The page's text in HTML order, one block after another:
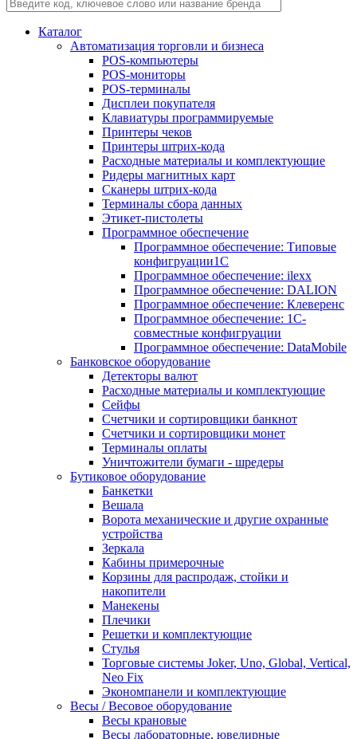
Каталог
Автоматизация торговли и бизнеса
POS-компьютеры
POS-мониторы
POS-терминалы
Дисплеи покупателя
Клавиатуры программируемые
Принтеры чеков
Принтеры штрих-кода
Расходные материалы и комплектующие
Ридеры магнитных карт
Сканеры штрих-кода
Терминалы сбора данных
Этикет-пистолеты
Программное обеспечение
Программное обеспечение: Типовые
конфигруации1С
Программное обеспечение: ilexx
Программное обеспечение: DALION
Программное обеспечение: Клеверенс
Программное обеспечение: 1С-
совместные конфигруации
Программное обеспечение: DataMobile
Банковское оборудование
Детекторы валют
Расходные материалы и комплектующие
Сейфы
Счетчики и сортировщики банкнот
Счетчики и сортировщики монет
Терминалы оплаты
Уничтожители бумаги - шредеры
Бутиковое оборудование
Банкетки
Вешала
Ворота механические и другие охранные
устройства
Зеркала
Кабины примерочные
Корзины для распродаж, стойки и
накопители
Манекены
Плечики
Решетки и комплектующие
Стулья
Торговые системы Joker, Uno, Global, Vertical,
Neo Fix
Экономпанели и комплектующие
Весы / Весовое оборудование
Весы крановые
Весы лабораторные, ювелирные